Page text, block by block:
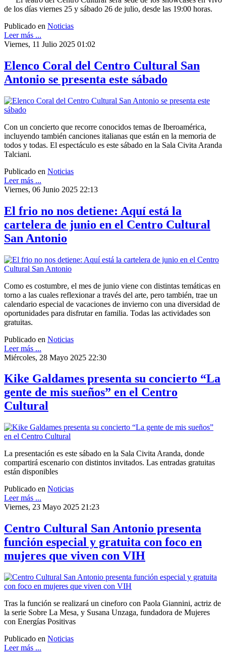
de los días viernes 25 y sábado 26 de julio, desde las 19:00 horas.
Publicado en Noticias
Leer más ...
Viernes, 11 Julio 2025 01:02
Elenco Coral del Centro Cultural San
Antonio se presenta este sábado
Con un concierto que recorre conocidos temas de Iberoamérica,
incluyendo también canciones italianas que están en la memoria de
todos y todas. El espectáculo es este sábado en la Sala Civita Aranda
Talciani.
Publicado en Noticias
Leer más ...
Viernes, 06 Junio 2025 22:13
El frio no nos detiene: Aquí está la
cartelera de junio en el Centro Cultural
San Antonio
Como es costumbre, el mes de junio viene con distintas temáticas en
torno a las cuales reflexionar a través del arte, pero también, trae un
calendario especial de vacaciones de invierno con una diversidad de
oportunidades para disfrutar en familia. Todas las actividades son
gratuitas.
Publicado en Noticias
Leer más ...
Miércoles, 28 Mayo 2025 22:30
Kike Galdames presenta su concierto “La
gente de mis sueños” en el Centro
Cultural
La presentación es este sábado en la Sala Civita Aranda, donde
compartirá escenario con distintos invitados. Las entradas gratuitas
están disponibles
Publicado en Noticias
Leer más ...
Viernes, 23 Mayo 2025 21:23
Centro Cultural San Antonio presenta
función especial y gratuita con foco en
mujeres que viven con VIH
Tras la función se realizará un cineforo con Paola Giannini, actriz de
la serie Sobre La Mesa, y Susana Unzaga, fundadora de Mujeres
con Energías Positivas
Publicado en Noticias
Leer más ...